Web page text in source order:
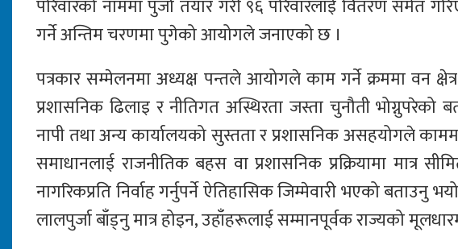
परिवारको नाममा पुर्जा तयार गरी ९६ परिवारलाई वितरण समेत
गर्ने अन्तिम चरणमा पुगेको आयोगले जनाएको छ ।
पत्रकार सम्मेलनमा अध्यक्ष पन्तले आयोगले काम गर्ने क्रममा वन
प्रशासनिक ढिलाइ र नीतिगत अस्थिरता जस्ता चुनौती
नापी तथा अन्य कार्यालयको सुस्तता र प्रशासनिक असहयोगले
समाधानलाई राजनीतिक बहस वा प्रशासनिक प्रक्रियामा मात्र
नागरिकप्रति निर्वाह गर्नुपर्ने ऐतिहासिक जिम्मेवारी भएको बताउनु
लालपुर्जा बाँड्नु मात्र होइन, उहाँहरूलाई सम्मानपूर्वक राज्यको